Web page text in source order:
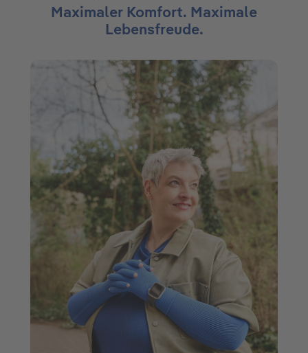
Maximaler Komfort. Maximale
Lebensfreude.